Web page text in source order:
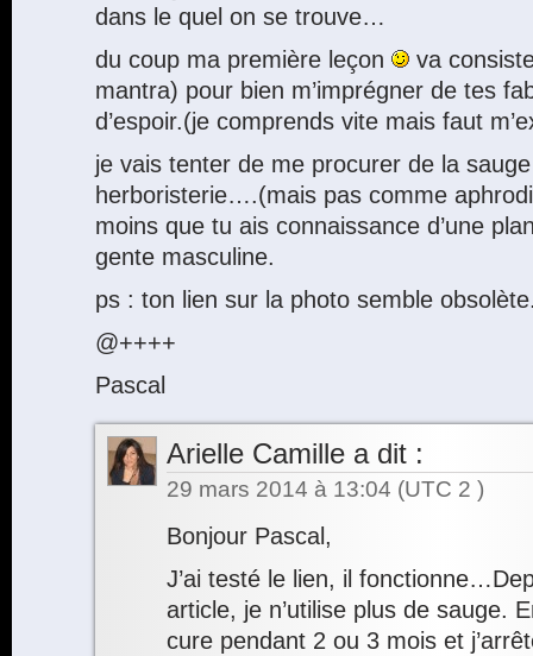
dans le quel on se trouve…
du coup ma première leçon
va
mantra) pour bien m’imprégner de tes
d’espoir.(je comprends vite mais faut
je vais tenter de me procurer de la
herboristerie….(mais pas comme
moins que tu ais connaissance d’une
gente masculine.
ps : ton lien sur la photo semble
@++++
Pascal
Arielle Camille a dit :
29 mars 2014 à 13:04 (UTC 2 )
Bonjour Pascal,
J’ai testé le lien, il
article, je n’utilise plus de sauge.
cure pendant 2 ou 3 mois et